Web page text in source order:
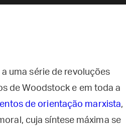
uma série de revoluções
de Woodstock e em toda a
de orientação marxista,
cuja síntese máxima se